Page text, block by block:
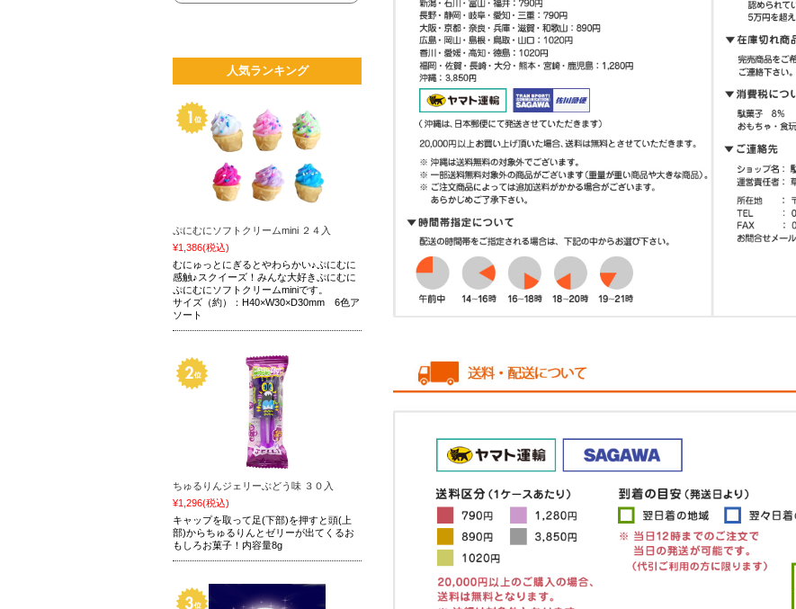
人気ランキング
ぷにむにソフトクリームmini ２４入
¥1,386(税込)
むにゅっとにぎるとやわらかい♪ぷにむに
感触♪スクイーズ！みんな大好きぷにむに
ぷにむにソフトクリームminiです。
サイズ（約）：H40×W30×D30mm 6色ア
ソート
ちゅるりんジェリーぶどう味 ３０入
¥1,296(税込)
キャップを取って足(下部)を押すと頭(上
部)からちゅるりんとゼリーが出てくるお
もしろお菓子！内容量8g